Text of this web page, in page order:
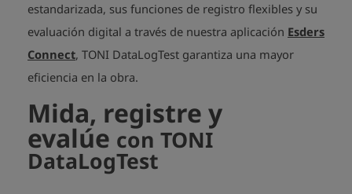
estandarizada, sus funciones de registro flexibles y su
evaluación digital a través de nuestra aplicación Esders
Connect, TONI DataLogTest garantiza una mayor
eficiencia en la obra.
Mida, registre y
evalúe con TONI
DataLogTest